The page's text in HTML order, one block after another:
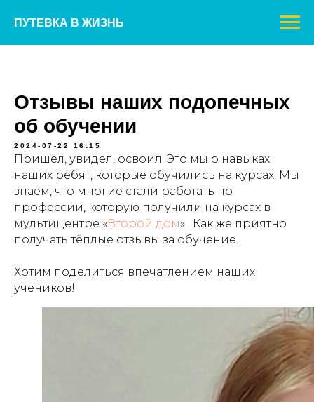
ПУТЕВКА В ЖИЗНЬ
Отзывы наших подопечных
об обучении
2024-07-22 16:15
Пришёл, увидел, освоил. Это мы о навыках
наших ребят, которые обучились на курсах. Мы
знаем, что многие стали работать по
профессии, которую получили на курсах в
мультицентре «Второй дом» . Как же приятно
получать тёплые отзывы за обучение.
Хотим поделиться впечатлением наших
учеников!